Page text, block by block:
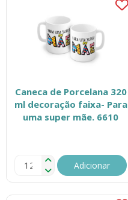
Caneca de Porcelana 320
ml decoração faixa- Para
uma super mãe. 6610
Adicionar